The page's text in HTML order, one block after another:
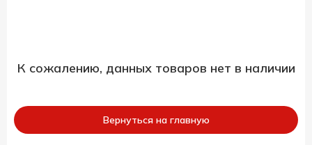
К сожалению, данных товаров нет в наличии
Вернуться на главную